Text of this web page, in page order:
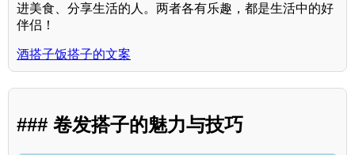
进美食、分享生活的人。两者各有乐趣，都是生活中的好
伴侣！
酒搭子饭搭子的文案
### 卷发搭子的魅力与技巧